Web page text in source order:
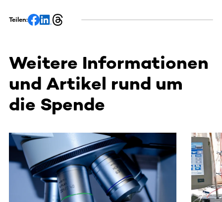
Teilen:
Weitere Informationen
und Artikel rund um
die Spende
Dieser Bereich enthält horizontal scrollbare Inhalte.